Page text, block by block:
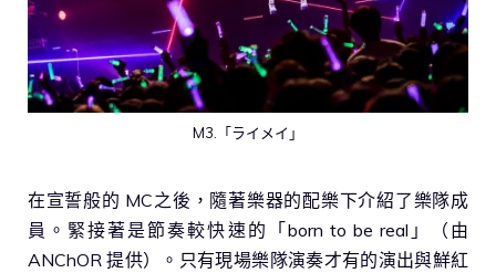
M3.「ライメイ」
在宣誓般的 MC之後，隨著樂器的配樂下介紹了樂隊成
員。緊接著是節奏較快速的「born to be real」（由
ANChOR 提供）。只有現場樂隊演奏才有的演出與鮮紅